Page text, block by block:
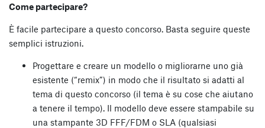
Come partecipare?
È facile partecipare a questo concorso. Basta seguire queste
semplici istruzioni.
Progettare e creare un modello o migliorarne uno già
esistente (“remix”) in modo che il risultato si adatti al
tema di questo concorso (il tema è su cose che aiutano
a tenere il tempo). Il modello deve essere stampabile su
una stampante 3D FFF/FDM o SLA (qualsiasi